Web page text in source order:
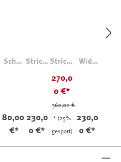
Schal
80,00
€*
Strickj
230,0
0 €*
Strickp
Kasch
mir-
Seide
270,0
0 €*
360,00 €
* (25%
gespart)
Wide
230,0
0 €*